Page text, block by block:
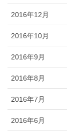
2016年12月
2016年10月
2016年9月
2016年8月
2016年7月
2016年6月